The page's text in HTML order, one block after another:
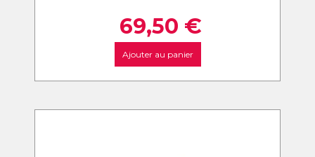
69,50 €
Ajouter au panier